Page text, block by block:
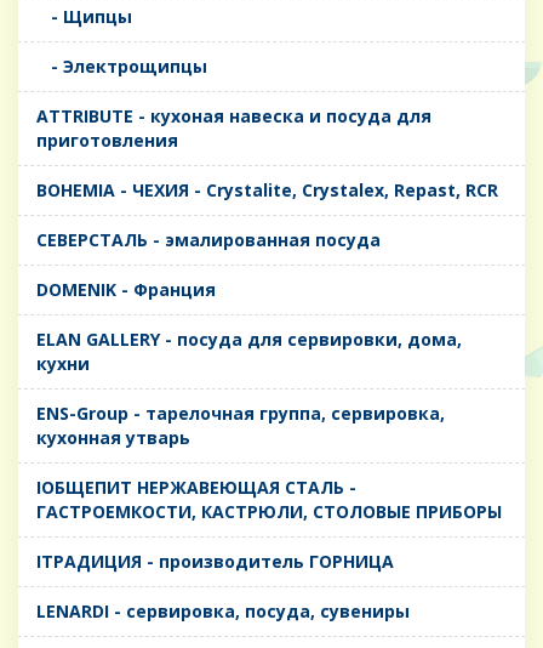
- Щипцы
- Электрощипцы
ATTRIBUTE - кухоная навеска и посуда для
приготовления
BOHEMIA - ЧЕХИЯ - Crystalite, Crystalex, Repast, RCR
CЕВЕРСТАЛЬ - эмалированная посуда
DOMENIK - Франция
ELAN GALLERY - посуда для сервировки, дома,
кухни
ENS-Group - тарелочная группа, сервировка,
кухонная утварь
IОБЩЕПИТ НЕРЖАВЕЮЩАЯ СТАЛЬ -
ГАСТРОЕМКОСТИ, КАСТРЮЛИ, СТОЛОВЫЕ ПРИБОРЫ
IТРАДИЦИЯ - производитель ГОРНИЦА
LENARDI - сервировка, посуда, сувениры